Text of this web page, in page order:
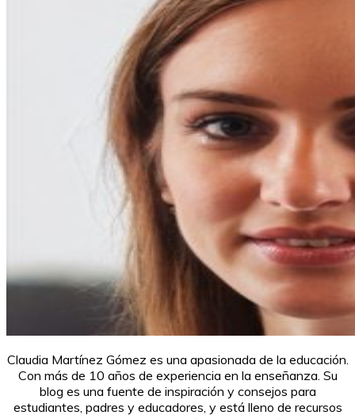
Claudia Martínez Gómez es una apasionada de la educación.
Con más de 10 años de experiencia en la enseñanza. Su
blog es una fuente de inspiración y consejos para
estudiantes, padres y educadores, y está lleno de recursos